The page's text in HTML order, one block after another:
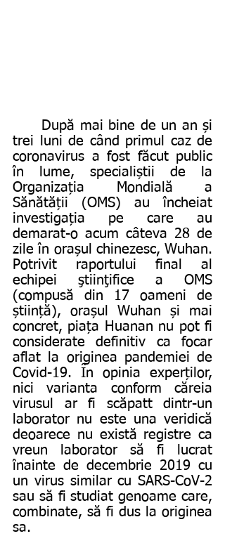
trei luni de când primul caz de
coronavirus a fost făcut public
în lume, specialiștii de la
Organizația Mondială a
Sănătății (OMS) au încheiat
investigația pe care au
demarat-o acum câteva 28 de
zile în orașul chinezesc, Wuhan.
Potrivit raportului final al
echipei ştiinţifice a OMS
(compusă din 17 oameni de
știință), orașul Wuhan și mai
concret, piața Huanan nu pot fi
considerate definitiv ca focar
aflat la originea pandemiei de
Covid-19. În opinia experților,
nici varianta conform căreia
virusul ar fi scăpatt dintr-un
laborator nu este una veridică
deoarece nu există registre ca
vreun laborator să fi lucrat
înainte de decembrie 2019 cu
un virus similar cu SARS-CoV-2
sau să fi studiat genoame care,
combinate, să fi dus la originea
sa.